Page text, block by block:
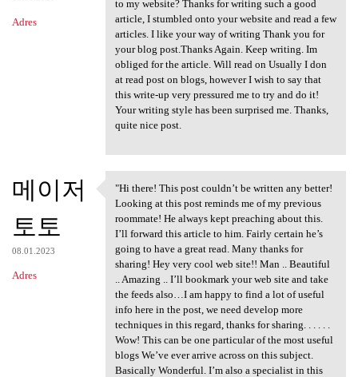
Adres
to my website? Thanks for writing such a good
article, I stumbled onto your website and read a few
articles. I like your way of writing Thank you for
your blog post.Thanks Again. Keep writing. Im
obliged for the article. Will read on Usually I don
at read post on blogs, however I wish to say that
this write-up very pressured me to try and do it!
Your writing style has been surprised me. Thanks,
quite nice post.
메이저
토토
08.01.2023
Adres
"Hi there! This post couldn’t
"Hi there! This post couldn’t be written any better!
Looking at this post reminds me of my previous
roommate! He always kept preaching about this.
I’ll forward this article to him. Fairly certain he’s
going to have a great read. Many thanks for
sharing! Hey very cool web site!! Man .. Beautiful
.. Amazing .. I’ll bookmark your web site and take
the feeds also…I am happy to find a lot of useful
info here in the post, we need develop more
techniques in this regard, thanks for sharing. . . . . .
Wow! This can be one particular of the most useful
blogs We’ve ever arrive across on this subject.
Basically Wonderful. I’m also a specialist in this